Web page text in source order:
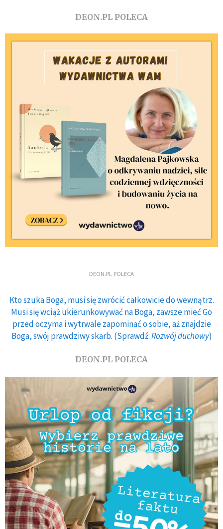
DEON.PL POLECA
DEON.PL POLECA
Kto szuka Boga, musi się zwrócić całkowicie do wewnątrz.
Musi się wciąż ukierunkowywać na Boga, zawsze mieć Go
przed oczyma i wytrwale zapominać o sobie, aż znajdzie
Boga, swój prawdziwy skarb. (Sprawdź:Rozwój duchowy)
DEON.PL POLECA